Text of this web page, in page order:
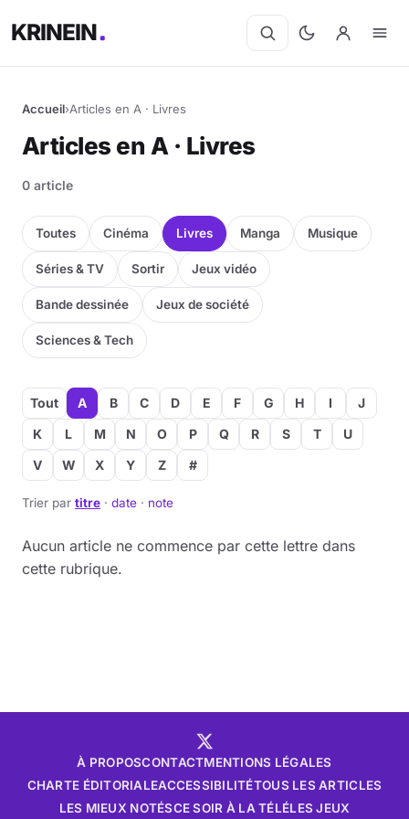
KRINEIN
Accueil›Articles en A · Livres
Articles en A · Livres
0 article
Toutes Cinéma Livres Manga Musique
Séries & TV Sortir Jeux vidéo
Bande dessinée Jeux de société
Sciences & Tech
Tout A B C D E F G H I
J
K
L M N O P Q R S T
U
V
W X Y Z #
Trier par titre · date · note
Aucun article ne commence par cette lettre dans
cette rubrique.
À PROPOSCONTACTMENTIONS LÉGALES
CHARTE ÉDITORIALEACCESSIBILITÉTOUS LES ARTICLES
LES MIEUX NOTÉSCE SOIR À LA TÉLÉLES JEUX